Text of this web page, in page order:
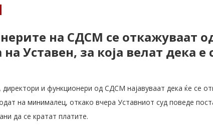
на СДСМ се откажуваат
Уставен, за која велат дека е
директори и функционери од СДСМ најавуваат дека ќе се
на минималец, откако вчера Уставниот суд поведе
да се кратат платите.